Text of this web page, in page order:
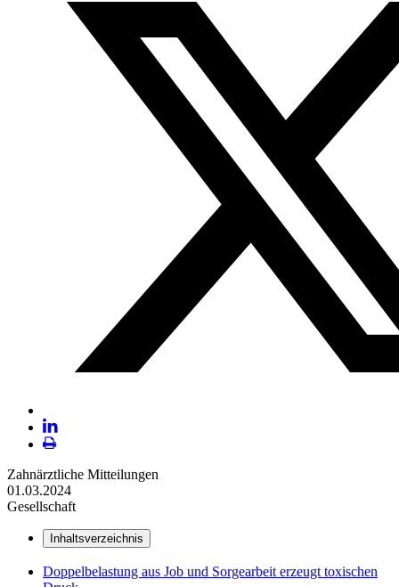
Plattform
X
LinekdIn
ausdrucken
Zahnärztliche Mitteilungen
01.03.2024
Gesellschaft
Inhaltsverzeichnis
Doppelbelastung aus Job und Sorgearbeit erzeugt toxischen